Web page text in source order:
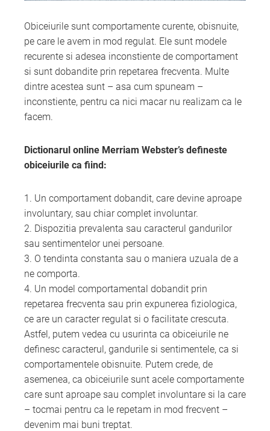
Obiceiurile sunt comportamente curente, obisnuite,
pe care le avem in mod regulat. Ele sunt modele
recurente si adesea inconstiente de comportament
si sunt dobandite prin repetarea frecventa. Multe
dintre acestea sunt – asa cum spuneam –
inconstiente, pentru ca nici macar nu realizam ca le
facem.
Dictionarul online Merriam Webster’s defineste
obiceiurile ca fiind:
1. Un comportament dobandit, care devine aproape
involuntary, sau chiar complet involuntar.
2. Dispozitia prevalenta sau caracterul gandurilor
sau sentimentelor unei persoane.
3. O tendinta constanta sau o maniera uzuala de a
ne comporta.
4. Un model comportamental dobandit prin
repetarea frecventa sau prin expunerea fiziologica,
ce are un caracter regulat si o facilitate crescuta.
Astfel, putem vedea cu usurinta ca obiceiurile ne
definesc caracterul, gandurile si sentimentele, ca si
comportamentele obisnuite. Putem crede, de
asemenea, ca obiceiurile sunt acele comportamente
care sunt aproape sau complet involuntare si la care
– tocmai pentru ca le repetam in mod frecvent –
devenim mai buni treptat.